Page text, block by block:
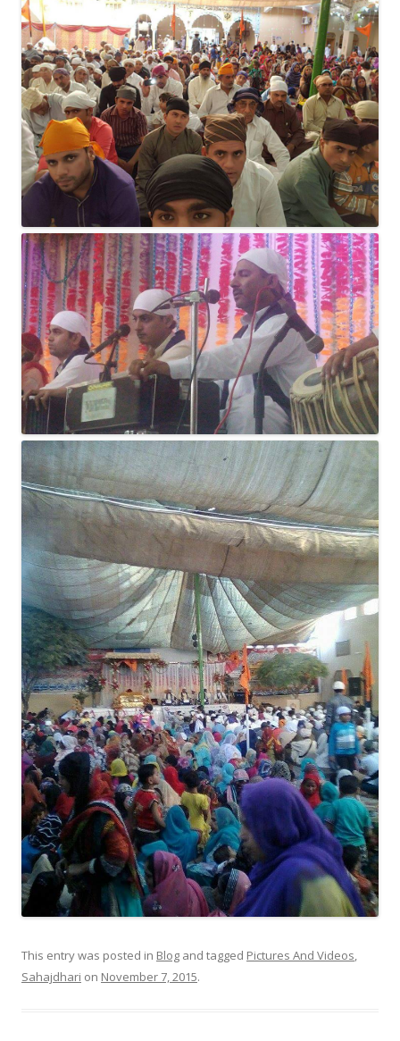
This entry was posted in Blog and tagged Pictures And Videos,
Sahajdhari on November 7, 2015.